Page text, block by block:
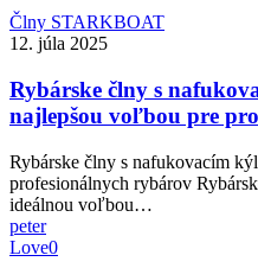
Rybárske
člny
nafukovacím
kýlom:
Prečo
najlepšou
voľbou
pre
profesionálnych
rybárov
Člny STARKBOAT
12. júla 2025
Rybárske člny s
najlepšou voľbou pre
Rybárske člny s nafukovacím
profesionálnych rybárov
ideálnou voľbou…
peter
Love0